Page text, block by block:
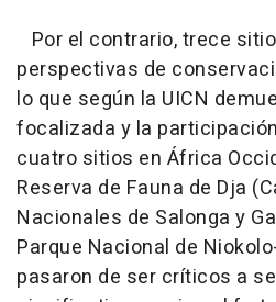
Por el contrario, trece
perspectivas de
lo que según la UICN
focalizada y la
cuatro sitios en África
Reserva de Fauna de Dja
Nacionales de Salonga y
Parque Nacional de
pasaron de ser críticos a